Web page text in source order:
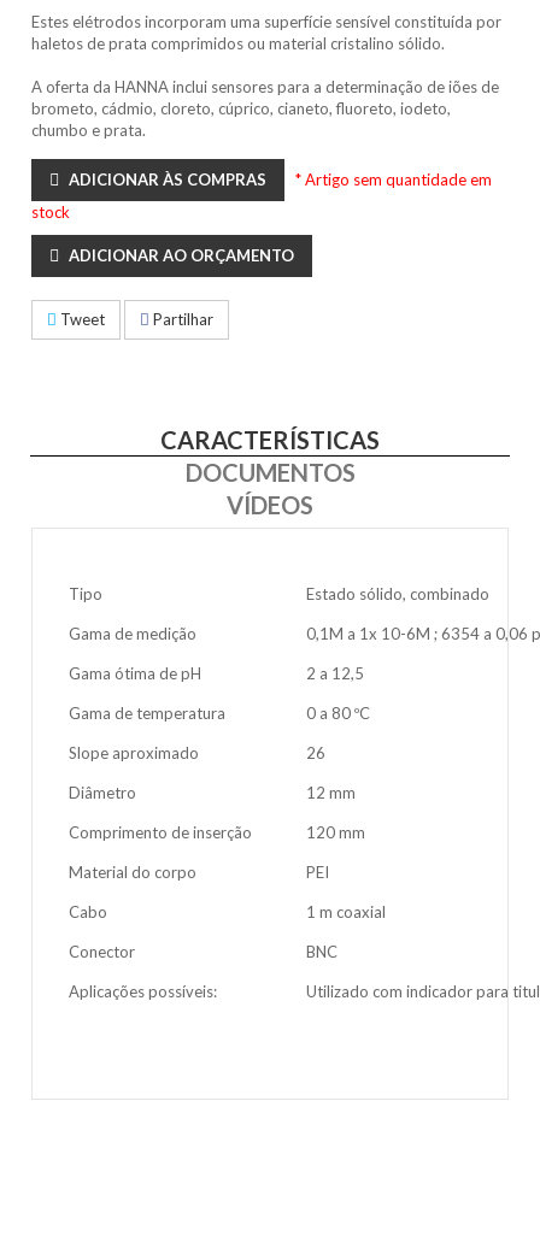
Estes elétrodos incorporam uma superfície sensível constituída por
haletos de prata comprimidos ou material cristalino sólido.
A oferta da HANNA inclui sensores para a determinação de iões de
brometo, cádmio, cloreto, cúprico, cianeto, fluoreto, iodeto,
chumbo e prata.
ADICIONAR ÀS COMPRAS
* Artigo sem quantidade em
stock
ADICIONAR AO ORÇAMENTO
Tweet Partilhar
CARACTERÍSTICAS
DOCUMENTOS
VÍDEOS
Tipo Estado sólido, combinado
Gama de medição 0,1M a 1x 10-6M ; 6354 a 0,06
Gama ótima de pH 2 a 12,5
Gama de temperatura 0 a 80 ºC
Slope aproximado 26
Diâmetro 12 mm
Comprimento de inserção 120 mm
Material do corpo PEI
Cabo 1 m coaxial
Conector BNC
Aplicações possíveis: Utilizado com indicador para